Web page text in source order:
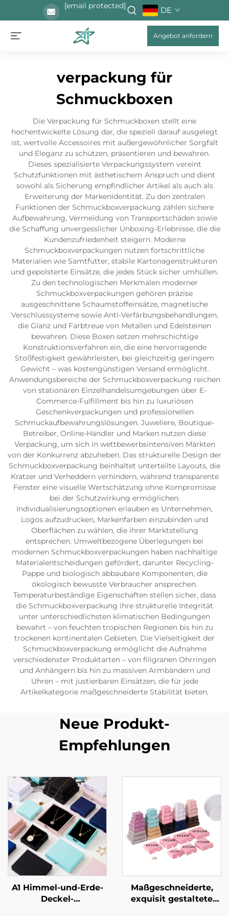
[email protected] DE
Angebot anfordern
verpackung für
Schmuckboxen
Die Verpackung für Schmuckboxen stellt eine
hochentwickelte Lösung dar, die speziell darauf ausgelegt
ist, wertvolle Accessoires mit außergewöhnlicher Sorgfalt
und Eleganz zu schützen, präsentieren und bewahren.
Dieses spezialisierte Verpackungssystem vereint
Schutzfunktionen mit ästhetischem Anspruch und dient
sowohl als Sicherung empfindlicher Artikel als auch als
Erweiterung der Markenidentität. Zu den zentralen
Funktionen der Schmuckboxverpackung zählen sichere
Aufbewahrung, Vermeidung von Transportschäden sowie
die Schaffung unvergesslicher Unboxing-Erlebnisse, die die
Kundenzufriedenheit steigern. Moderne
Schmuckboxverpackungen nutzen fortschrittliche
Materialien wie Samtfutter, stabile Kartonagenstrukturen
und gepolsterte Einsätze, die jedes Stück sicher umhüllen.
Zu den technologischen Merkmalen moderner
Schmuckboxverpackungen gehören präzise
ausgeschnittene Schaumstoffeinsätze, magnetische
Verschlusssysteme sowie Anti-Verfärbungsbehandlungen,
die Glanz und Farbtreue von Metallen und Edelsteinen
bewahren. Diese Boxen setzen mehrschichtige
Konstruktionsverfahren ein, die eine hervorragende
Stoßfestigkeit gewährleisten, bei gleichzeitig geringem
Gewicht – was kostengünstigen Versand ermöglicht.
Anwendungsbereiche der Schmuckboxverpackung reichen
von stationären Einzelhandelsumgebungen über E-
Commerce-Fulfillment bis hin zu luxuriösen
Geschenkverpackungen und professionellen
Schmuckaufbewahrungslösungen. Juweliere, Boutique-
Betreiber, Online-Händler und Marken nutzen diese
Verpackung, um sich in wettbewerbsintensiven Märkten
von der Konkurrenz abzuheben. Das strukturelle Design der
Schmuckboxverpackung beinhaltet unterteilte Layouts, die
Kratzer und Verheddern verhindern, während transparente
Fenster eine visuelle Wertschätzung ohne Kompromisse
bei der Schutzwirkung ermöglichen.
Individualisierungsoptionen erlauben es Unternehmen,
Logos aufzudrucken, Markenfarben einzubinden und
Oberflächen zu wählen, die ihrer Marktstellung
entsprechen. Umweltbezogene Überlegungen bei
modernen Schmuckboxverpackungen haben nachhaltige
Materialentscheidungen gefördert, darunter Recycling-
Pappe und biologisch abbaubare Komponenten, die
ökologisch bewusste Verbraucher ansprechen.
Temperaturbeständige Eigenschaften stellen sicher, dass
die Schmuckboxverpackung ihre strukturelle Integrität
unter unterschiedlichsten klimatischen Bedingungen
bewahrt – von feuchten tropischen Regionen bis hin zu
trockenen kontinentalen Gebieten. Die Vielseitigkeit der
Schmuckboxverpackung ermöglicht die Aufnahme
verschiedenster Produktarten – von filigranen Ohrringen
und Anhängern bis hin zu massiven Armbändern und
Uhren – mit justierbaren Einsätzen, die für jede
Artikelkategorie maßgeschneiderte Stabilität bieten.
Neue Produkt-
Empfehlungen
A1 Himmel-und-Erde-
Deckel-
Maßgeschneiderte,
exquisit gestaltete